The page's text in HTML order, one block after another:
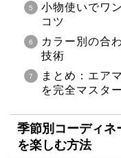
小物使いでワ
コツ
カラー別の合
技術
まとめ：エア
を完全マスター
季節別コーディネ
を楽しむ方法